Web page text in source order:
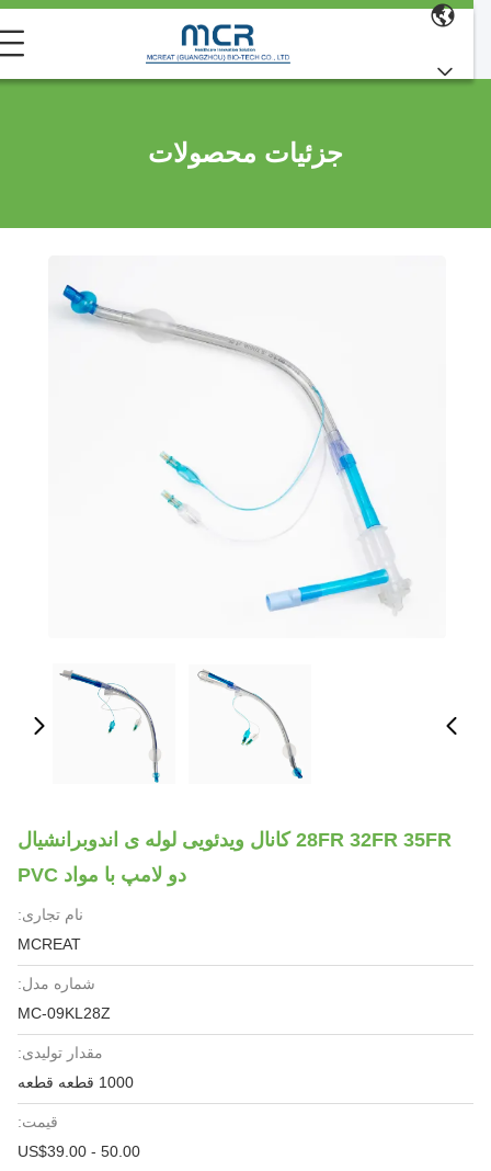
جزئیات محصولات
28FR 32FR 35FR کانال ویدئویی لوله ی اندوبرانشیال
دو لامپ با مواد PVC
نام تجاری:
MCREAT
شماره مدل:
MC-09KL28Z
مقدار تولیدی:
1000 قطعه قطعه
قیمت:
US$39.00 - 50.00